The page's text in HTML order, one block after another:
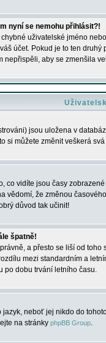
nyní se nemohu přihlásit?!
uživatelské jméno
účet. Pokud je to ten
aby se zmenšila
jsou uložena v
si můžete změnit veškerá
co vidíte jsou časy
vědomí, že změnou
důvod tak učinit!
špatně!
a přesto se liší od
mezi standardním a
po dobu trvání letního času.
neboť jej nikdo do
na stránky phpBB Group.